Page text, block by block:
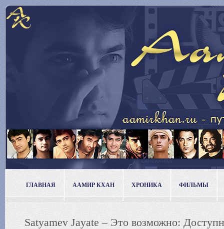
ГЛАВНАЯ ААМИР КХАН ХРОНИКА ФИЛЬМЫ
Satyamev Jayate – Это возможно: